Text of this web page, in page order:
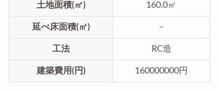
土地面積(㎡) 160.0㎡
延べ床面積(㎡) –
工法 RC造
建築費用(円) 160000000円